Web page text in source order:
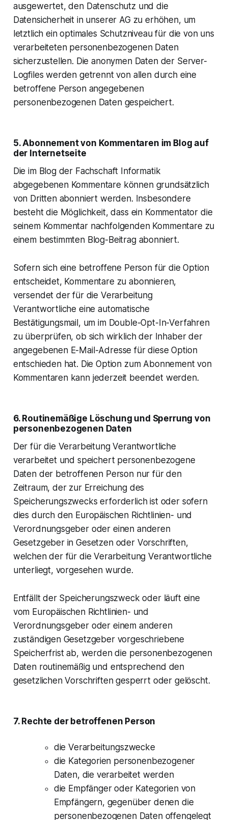
ausgewertet, den Datenschutz und die
Datensicherheit in unserer AG zu erhöhen, um
letztlich ein optimales Schutzniveau für die von uns
verarbeiteten personenbezogenen Daten
sicherzustellen. Die anonymen Daten der Server-
Logfiles werden getrennt von allen durch eine
betroffene Person angegebenen
personenbezogenen Daten gespeichert.
5. Abonnement von Kommentaren im Blog auf
der Internetseite
Die im Blog der Fachschaft Informatik
abgegebenen Kommentare können grundsätzlich
von Dritten abonniert werden. Insbesondere
besteht die Möglichkeit, dass ein Kommentator die
seinem Kommentar nachfolgenden Kommentare zu
einem bestimmten Blog-Beitrag abonniert.
Sofern sich eine betroffene Person für die Option
entscheidet, Kommentare zu abonnieren,
versendet der für die Verarbeitung
Verantwortliche eine automatische
Bestätigungsmail, um im Double-Opt-In-Verfahren
zu überprüfen, ob sich wirklich der Inhaber der
angegebenen E-Mail-Adresse für diese Option
entschieden hat. Die Option zum Abonnement von
Kommentaren kann jederzeit beendet werden.
6. Routinemäßige Löschung und Sperrung von
personenbezogenen Daten
Der für die Verarbeitung Verantwortliche
verarbeitet und speichert personenbezogene
Daten der betroffenen Person nur für den
Zeitraum, der zur Erreichung des
Speicherungszwecks erforderlich ist oder sofern
dies durch den Europäischen Richtlinien- und
Verordnungsgeber oder einen anderen
Gesetzgeber in Gesetzen oder Vorschriften,
welchen der für die Verarbeitung Verantwortliche
unterliegt, vorgesehen wurde.
Entfällt der Speicherungszweck oder läuft eine
vom Europäischen Richtlinien- und
Verordnungsgeber oder einem anderen
zuständigen Gesetzgeber vorgeschriebene
Speicherfrist ab, werden die personenbezogenen
Daten routinemäßig und entsprechend den
gesetzlichen Vorschriften gesperrt oder gelöscht.
7. Rechte der betroffenen Person
die Verarbeitungszwecke
die Kategorien personenbezogener
Daten, die verarbeitet werden
die Empfänger oder Kategorien von
Empfängern, gegenüber denen die
personenbezogenen Daten offengelegt